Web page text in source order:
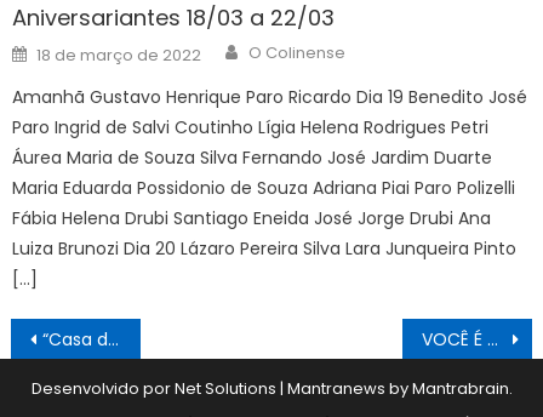
Aniversariantes 18/03 a 22/03
Posted
on
18 de março de 2022 Author
O Colinense
Amanhã Gustavo Henrique Paro Ricardo Dia 19 Benedito José
Paro Ingrid de Salvi Coutinho Lígia Helena Rodrigues Petri
Áurea Maria de Souza Silva Fernando José Jardim Duarte
Maria Eduarda Possidonio de Souza Adriana Piai Paro Polizelli
Fábia Helena Drubi Santiago Eneida José Jorge Drubi Ana
Luiza Brunozi Dia 20 Lázaro Pereira Silva Lara Junqueira Pinto
[…]
Navegação
de
“Casa dos Meus Sonhos” entregou mais três moradias gratuitas VOCÊ É TUDO DE BOM 20/06
Desenvolvido por Net Solutions | Mantranews byMantrabrain.